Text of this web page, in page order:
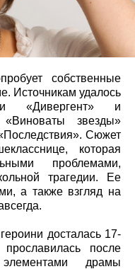
собственные
Источникам удалось
«Дивергент» и
звезды»
Сюжет
которая
проблемами,
трагедии. Ее
а также взгляд на
досталась 17-
после
драмы